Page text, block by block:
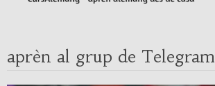
aprèn al grup de Telegram